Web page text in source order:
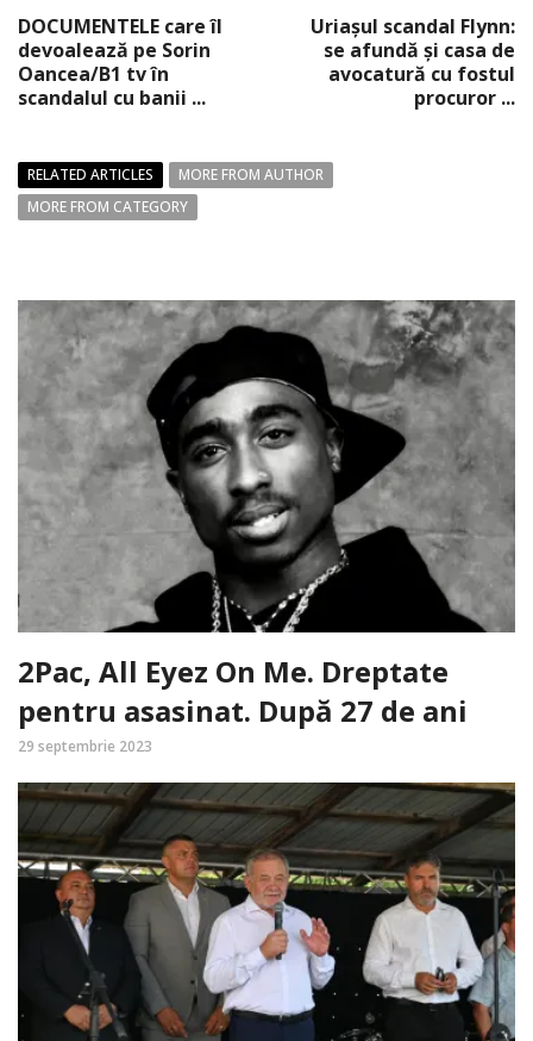
DOCUMENTELE care îl
devoalează pe Sorin
Oancea/B1 tv în
scandalul cu banii ...
Uriaşul scandal Flynn:
se afundă şi casa de
avocatură cu fostul
procuror ...
RELATED ARTICLES
MORE FROM AUTHOR
MORE FROM CATEGORY
2Pac, All Eyez On Me. Dreptate
pentru asasinat. După 27 de ani
29 septembrie 2023